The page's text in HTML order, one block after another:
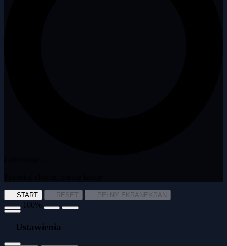
START RESET PEŁNY EKRAN EKRAN
100%
Ustawienia